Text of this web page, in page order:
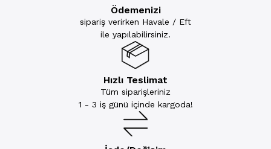
Ödemenizi
sipariş verirken Havale / Eft
ile yapılabilirsiniz.
Hızlı Teslimat
Tüm siparişleriniz
1 - 3 iş günü içinde kargoda!